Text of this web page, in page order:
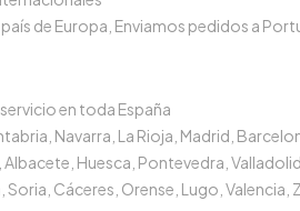
de Europa, Enviamos pedidos a
en toda España
Navarra, La Rioja, Madrid,
Huesca, Pontevedra,
Cáceres, Orense, Lugo, Valencia,